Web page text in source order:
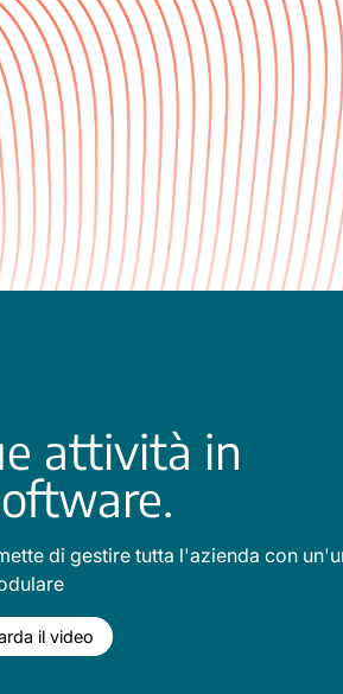
attività in
di gestire tutta l'azienda con
il video